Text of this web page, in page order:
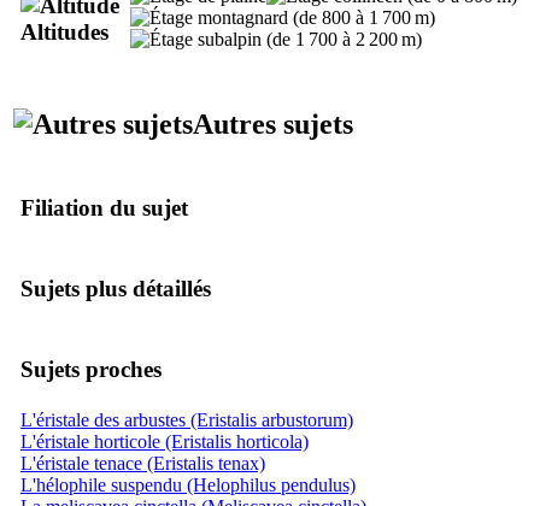
Altitudes
Autres sujets
Filiation du sujet
Sujets plus détaillés
Sujets proches
L'éristale des arbustes (Eristalis arbustorum)
L'éristale horticole (Eristalis horticola)
L'éristale tenace (Eristalis tenax)
L'hélophile suspendu (Helophilus pendulus)